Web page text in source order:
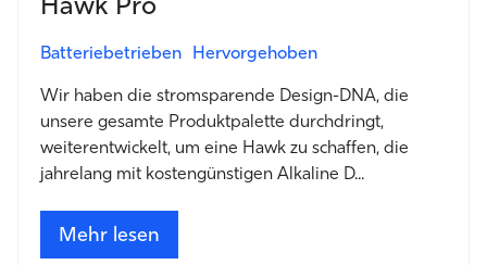
Batteriebetrieben Hervorgehoben
Wir haben die stromsparende Design-DNA, die
unsere gesamte Produktpalette durchdringt,
weiterentwickelt, um eine Hawk zu schaffen, die
jahrelang mit kostengünstigen Alkaline D...
Mehr lesen